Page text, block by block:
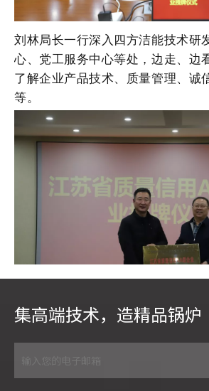
刘林局长一行深入四方洁能技术研
心、党工服务中心等处，边走、边
了解企业产品技术、质量管理、诚
等。
随后，在公司党工服务中心，举行
式，并就企业质量管理、诚信体系
场播放了四方洁能宣传片，段绪强
企业积极适应“双碳”经济发展、持
集高端技术，造精品锅炉